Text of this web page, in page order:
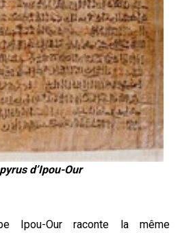
d’Ipou-Our
Ipou-Our raconte la même